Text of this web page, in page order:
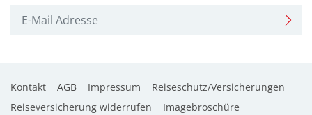
Kontakt AGB Impressum
Reiseschutz/Versicherungen
Reiseversicherung widerrufen
Imagebroschüre